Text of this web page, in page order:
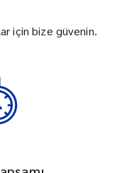
için bize güvenin.